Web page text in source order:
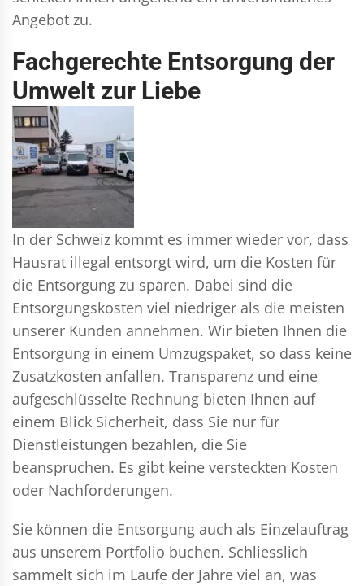
Angebot zu.
Fachgerechte Entsorgung der
Umwelt zur Liebe
In der Schweiz kommt es immer wieder vor, dass
Hausrat illegal entsorgt wird, um die Kosten für
die Entsorgung zu sparen. Dabei sind die
Entsorgungskosten viel niedriger als die meisten
unserer Kunden annehmen. Wir bieten Ihnen die
Entsorgung in einem Umzugspaket, so dass keine
Zusatzkosten anfallen. Transparenz und eine
aufgeschlüsselte Rechnung bieten Ihnen auf
einem Blick Sicherheit, dass Sie nur für
Dienstleistungen bezahlen, die Sie
beanspruchen. Es gibt keine versteckten Kosten
oder Nachforderungen.
Sie können die Entsorgung auch als Einzelauftrag
aus unserem Portfolio buchen. Schliesslich
sammelt sich im Laufe der Jahre viel an, was